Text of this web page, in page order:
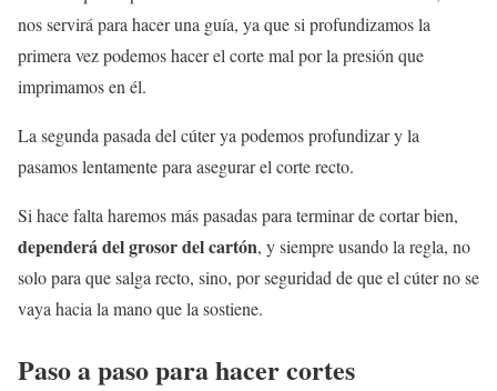
nos servirá para hacer una guía, ya que si profundizamos la
primera vez podemos hacer el corte mal por la presión que
imprimamos en él.
La segunda pasada del cúter ya podemos profundizar y la
pasamos lentamente para asegurar el corte recto.
Si hace falta haremos más pasadas para terminar de cortar bien,
dependerá del grosor del cartón, y siempre usando la regla, no
solo para que salga recto, sino, por seguridad de que el cúter no se
vaya hacia la mano que la sostiene.
Paso a paso para hacer cortes